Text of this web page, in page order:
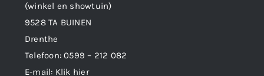
(winkel en showtuin)
9528 TA BUINEN
Drenthe
Telefoon:0599 – 212 082
E-mail: Klik hier